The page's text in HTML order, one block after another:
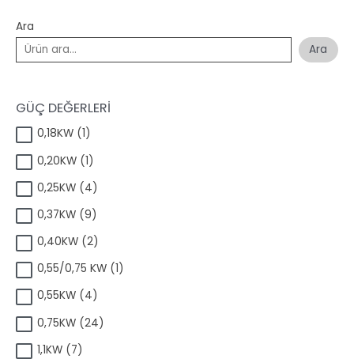
Ara
Ara
GÜÇ DEĞERLERİ
0,18KW 11
r
ü
n
0,20KW 11
r
ü
n
0,25KW 44
r
ü
n
0,37KW 99
r
ü
n
0,40KW 22
r
ü
n
0,55/0,75 KW 11
0,55KW 44
r
0,75KW 242
1,1KW 77